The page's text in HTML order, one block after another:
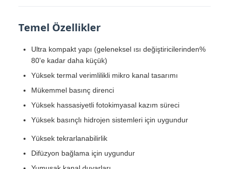
Temel Özellikler
Ultra kompakt yapı (geleneksel ısı değiştiricilerinden%
80'e kadar daha küçük)
Yüksek termal verimlilikli mikro kanal tasarımı
Mükemmel basınç direnci
Yüksek hassasiyetli fotokimyasal kazım süreci
Yüksek basınçlı hidrojen sistemleri için uygundur
Yüksek tekrarlanabilirlik
Difüzyon bağlama için uygundur